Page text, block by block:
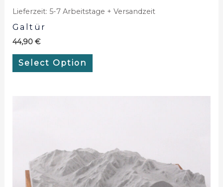
Lieferzeit: 5-7 Arbeitstage + Versandzeit
Galtür
44,90 €
Select Option